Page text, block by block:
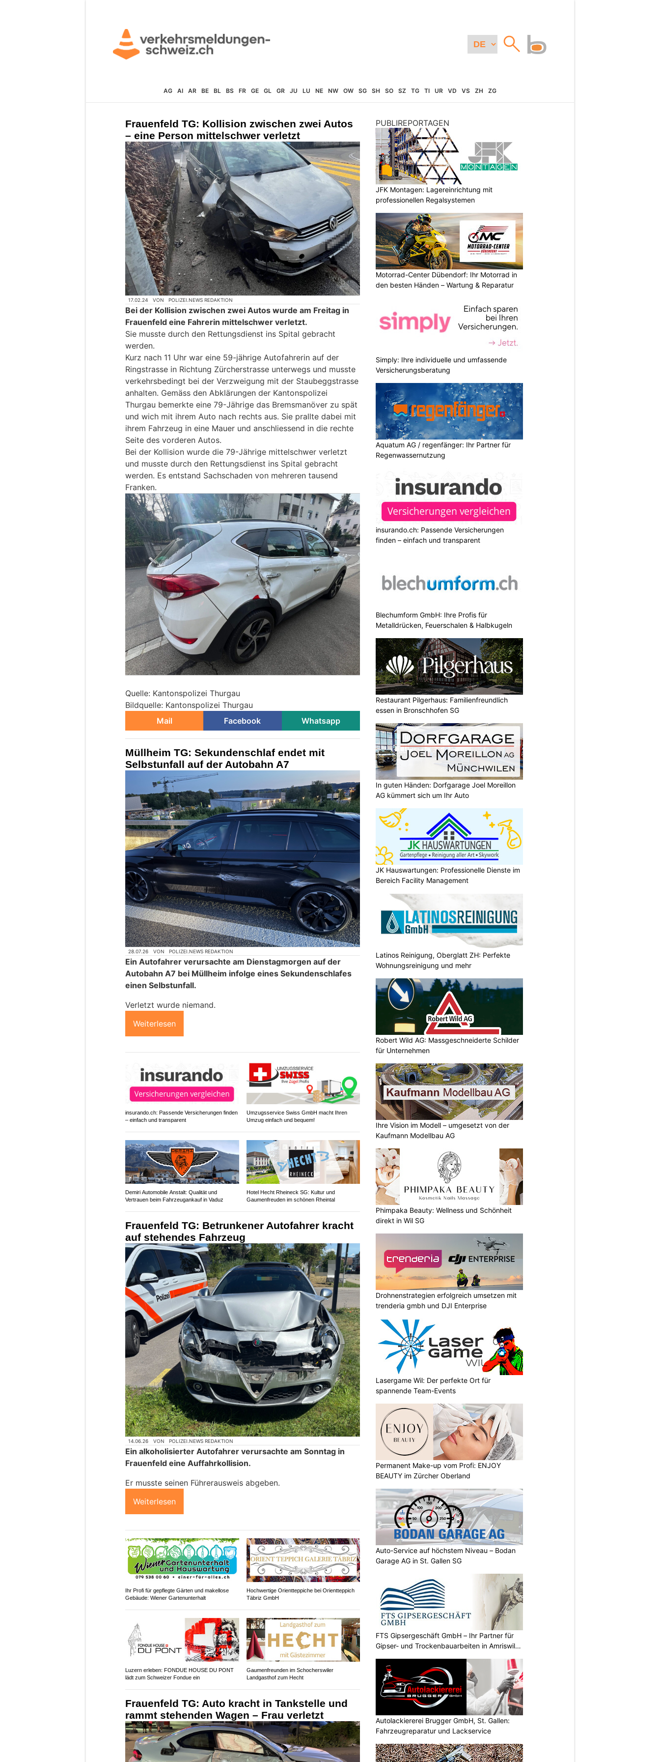
AG AI AR BE BL BS FR GE GL GR JU LU NE NW OW SG SH SO SZ TG TI UR VD VS ZH ZG
Frauenfeld TG: Kollision zwischen zwei Autos
– eine Person mittelschwer verletzt
17.02.24 VON POLIZEI.NEWS REDAKTION
Bei der Kollision zwischen zwei Autos wurde am Freitag in
Frauenfeld eine Fahrerin mittelschwer verletzt.
Sie musste durch den Rettungsdienst ins Spital gebracht
werden.
Kurz nach 11 Uhr war eine 59-jährige Autofahrerin auf der
Ringstrasse in Richtung Zürcherstrasse unterwegs und musste
verkehrsbedingt bei der Verzweigung mit der Staubeggstrasse
anhalten. Gemäss den Abklärungen der Kantonspolizei
Thurgau bemerkte eine 79-Jährige das Bremsmanöver zu spät
und wich mit ihrem Auto nach rechts aus. Sie prallte dabei mit
ihrem Fahrzeug in eine Mauer und anschliessend in die rechte
Seite des vorderen Autos.
Bei der Kollision wurde die 79-Jährige mittelschwer verletzt
und musste durch den Rettungsdienst ins Spital gebracht
werden. Es entstand Sachschaden von mehreren tausend
Franken.
Quelle: Kantonspolizei Thurgau
Bildquelle: Kantonspolizei Thurgau
Mail
Facebook Whatsapp
Müllheim TG: Sekundenschlaf endet mit
Selbstunfall auf der Autobahn A7
28.07.26 VON POLIZEI.NEWS REDAKTION
Ein Autofahrer verursachte am Dienstagmorgen auf der
Autobahn A7 bei Müllheim infolge eines Sekundenschlafes
einen Selbstunfall.
Verletzt wurde niemand.
Weiterlesen
insurando.ch: Passende Versicherungen finden
– einfach und transparent
Umzugsservice Swiss GmbH macht Ihren
Umzug einfach und bequem!
Demiri Automobile Anstalt: Qualität und
Vertrauen beim Fahrzeugankauf in Vaduz
Hotel Hecht Rheineck SG: Kultur und
Gaumenfreuden im schönen Rheintal
Frauenfeld TG: Betrunkener Autofahrer kracht
auf stehendes Fahrzeug
14.06.26 VON POLIZEI.NEWS REDAKTION
Ein alkoholisierter Autofahrer verursachte am Sonntag in
Frauenfeld eine Auffahrkollision.
Er musste seinen Führerausweis abgeben.
Weiterlesen
Ihr Profi für gepflegte Gärten und makellose
Gebäude: Wiener Gartenunterhalt
Hochwertige Orientteppiche bei Orientteppich
Täbriz GmbH
Luzern erleben: FONDUE HOUSE DU PONT
lädt zum Schweizer Fondue ein
Gaumenfreunden im Schocherswiler
Landgasthof zum Hecht
Frauenfeld TG: Auto kracht in Tankstelle und
rammt stehenden Wagen – Frau verletzt
PUBLIREPORTAGEN
JFK Montagen: Lagereinrichtung mit
professionellen Regalsystemen
Motorrad-Center Dübendorf: Ihr Motorrad in
den besten Händen – Wartung & Reparatur
Simply: Ihre individuelle und umfassende
Versicherungsberatung
Aquatum AG / regenfänger: Ihr Partner für
Regenwassernutzung
insurando.ch: Passende Versicherungen
finden – einfach und transparent
Blechumform GmbH: Ihre Profis für
Metalldrücken, Feuerschalen & Halbkugeln
Restaurant Pilgerhaus: Familienfreundlich
essen in Bronschhofen SG
In guten Händen: Dorfgarage Joel Moreillon
AG kümmert sich um Ihr Auto
JK Hauswartungen: Professionelle Dienste im
Bereich Facility Management
Latinos Reinigung, Oberglatt ZH: Perfekte
Wohnungsreinigung und mehr
Robert Wild AG: Massgeschneiderte Schilder
für Unternehmen
Ihre Vision im Modell – umgesetzt von der
Kaufmann Modellbau AG
Phimpaka Beauty: Wellness und Schönheit
direkt in Wil SG
Drohnenstrategien erfolgreich umsetzen mit
trenderia gmbh und DJI Enterprise
Lasergame Wil: Der perfekte Ort für
spannende Team-Events
Permanent Make-up vom Profi: ENJOY
BEAUTY im Zürcher Oberland
Auto-Service auf höchstem Niveau – Bodan
Garage AG in St. Gallen SG
FTS Gipsergeschäft GmbH – Ihr Partner für
Gipser- und Trockenbauarbeiten in Amriswil
Autolackiererei Brugger GmbH, St. Gallen:
Fahrzeugreparatur und Lackservice